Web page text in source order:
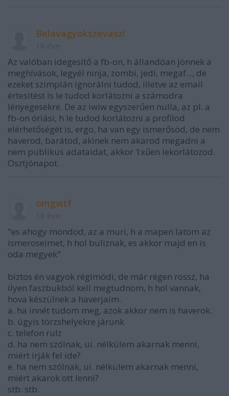
Belavagyokszevasz!
Az valóban idegesítő a fb-on, h állandóan jönnek a
meghívások, legyél ninja, zombi, jedi, megaf..., de
ezeket szimplán ignorálni tudod, illetve az email
értesítést is le tudod korlátozni a számodra
lényegesekre. De az iwiw egyszerűen nulla, az pl. a
fb-on óriási, h le tudod korlátozni a profilod
elérhetőségét is, ergo, ha van egy ismerősöd, de nem
haverod, barátod, akinek nem akarod megadni a
nem publikus adataidat, akkor 1xűen lekorlátozod.
Osztjónapot.
omgwtf
"es ahogy mondod, az a muri, h a mapen latom az
ismeroseimet, h hol buliznak, es akkor majd en is
oda megyek"
biztos én vagyok régimódi, de már régen rossz, ha
ilyen faszbukból kell megtudnom, h hol vannak,
hova készülnek a haverjaim.
a. ha innét tudom meg, azok akkor nem is haverok.
b. úgyis törzshelyekre járunk
c. telefon rulz
d. ha nem szólnak, ui. nélkülem akarnak menni,
miért írják fel ide?
e. ha nem szólnak, ui. nélkülem akarnak menni,
miért akarok ott lenni?
stb. stb.